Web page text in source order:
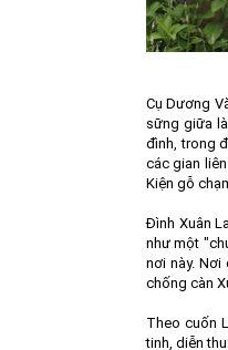
Cụ Dương
sững giữa
đình, trong
các gian
Kiện gỗ
Đình Xuân
như một
nơi này. Nơi
chống càn
Theo cuốn
tinh, diễn